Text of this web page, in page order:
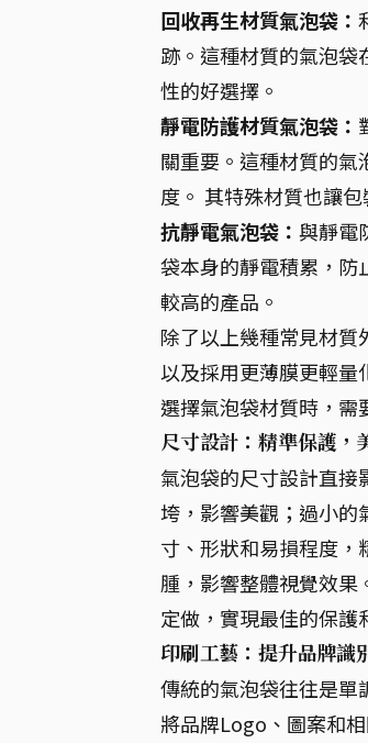
回收再生材質氣泡袋：
跡。這種材質的氣泡
性的好選擇。
靜電防護材質氣泡袋：
關重要。這種材質的
度。 其特殊材質也讓
抗靜電氣泡袋： 與靜電
袋本身的靜電積累，防
較高的產品。
除了以上幾種常見材
以及採用更薄膜更輕量
選擇氣泡袋材質時，需
尺寸設計：精準保護，
氣泡袋的尺寸設計直
垮，影響美觀；過小的
寸、形狀和易損程度
腫，影響整體視覺效
定做，實現最佳的保護
印刷工藝：提升品牌識
傳統的氣泡袋往往是單
將品牌Logo、圖案和